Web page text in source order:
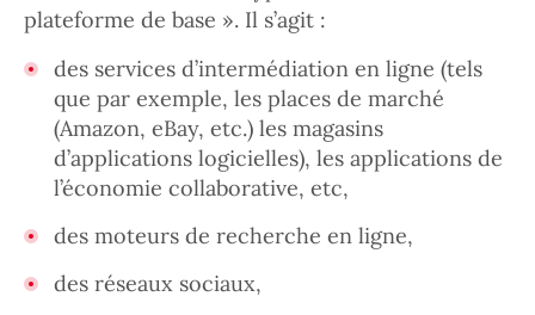
plateforme de base ». Il s’agit :
des services d’intermédiation en ligne (tels
que par exemple, les places de marché
(Amazon, eBay, etc.) les magasins
d’applications logicielles), les applications de
l’économie collaborative, etc,
des moteurs de recherche en ligne,
des réseaux sociaux,